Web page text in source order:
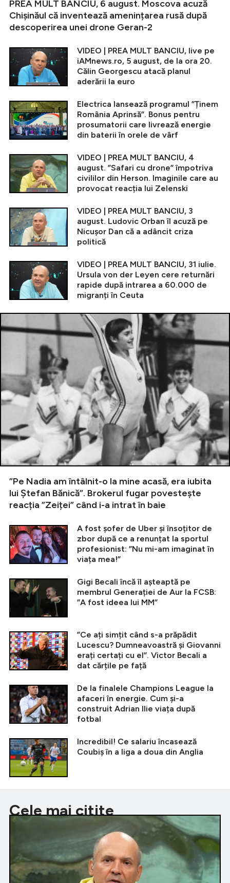
PREA MULT BANCIU, 6 august. Moscova acuză
Chișinăul că inventează amenințarea rusă după
descoperirea unei drone Geran-2
VIDEO | PREA MULT BANCIU, live pe
iAMnews.ro, 5 august, de la ora 20.
Călin Georgescu atacă planul
aderării la euro
Electrica lansează programul ”Ținem
România Aprinsă”. Bonus pentru
prosumatorii care livrează energie
din baterii în orele de vârf
VIDEO | PREA MULT BANCIU, 4
august. ”Safari cu drone” împotriva
civililor din Herson. Imaginile care au
provocat reacția lui Zelenski
VIDEO | PREA MULT BANCIU, 3
august. Ludovic Orban îl acuză pe
Nicușor Dan că a adâncit criza
politică
VIDEO | PREA MULT BANCIU, 31 iulie.
Ursula von der Leyen cere returnări
rapide după intrarea a 60.000 de
migranți în Ceuta
”Pe Nadia am întâlnit-o la mine acasă, era iubita
lui Ștefan Bănică”. Brokerul fugar povestește
reacția ”Zeiței” când i-a intrat în baie
A fost șofer de Uber și însoțitor de
zbor după ce a renunțat la sportul
profesionist: ”Nu mi-am imaginat în
viața mea!”
Gigi Becali încă îl așteaptă pe
membrul Generației de Aur la FCSB:
”A fost ideea lui MM”
”Ce ați simțit când s-a prăpădit
Lucescu? Dumneavoastră și Giovanni
erați certați cu el”. Victor Becali a
dat cărțile pe față
De la finalele Champions League la
afaceri în energie. Cum și-a
construit Adrian Ilie viața după
fotbal
Incredibil! Ce salariu încasează
Coubiș în a liga a doua din Anglia
Cele mai citite